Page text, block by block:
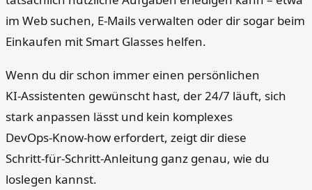
im Web suchen, E‑Mails verwalten oder dir sogar beim
Einkaufen mit Smart Glasses helfen.
Wenn du dir schon immer einen persönlichen
KI‑Assistenten gewünscht hast, der 24/7 läuft, sich
stark anpassen lässt und kein komplexes
DevOps‑Know‑how erfordert, zeigt dir diese
Schritt‑für‑Schritt‑Anleitung ganz genau, wie du
loslegen kannst.